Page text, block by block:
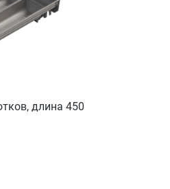
длина 450